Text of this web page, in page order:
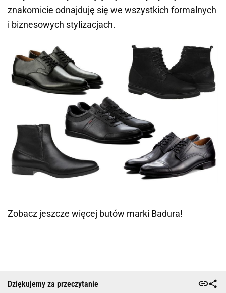
znakomicie odnajduję się we wszystkich formalnych
i biznesowych stylizacjach.
Zobacz jeszcze więcej butów marki Badura!
Dziękujemy za przeczytanie